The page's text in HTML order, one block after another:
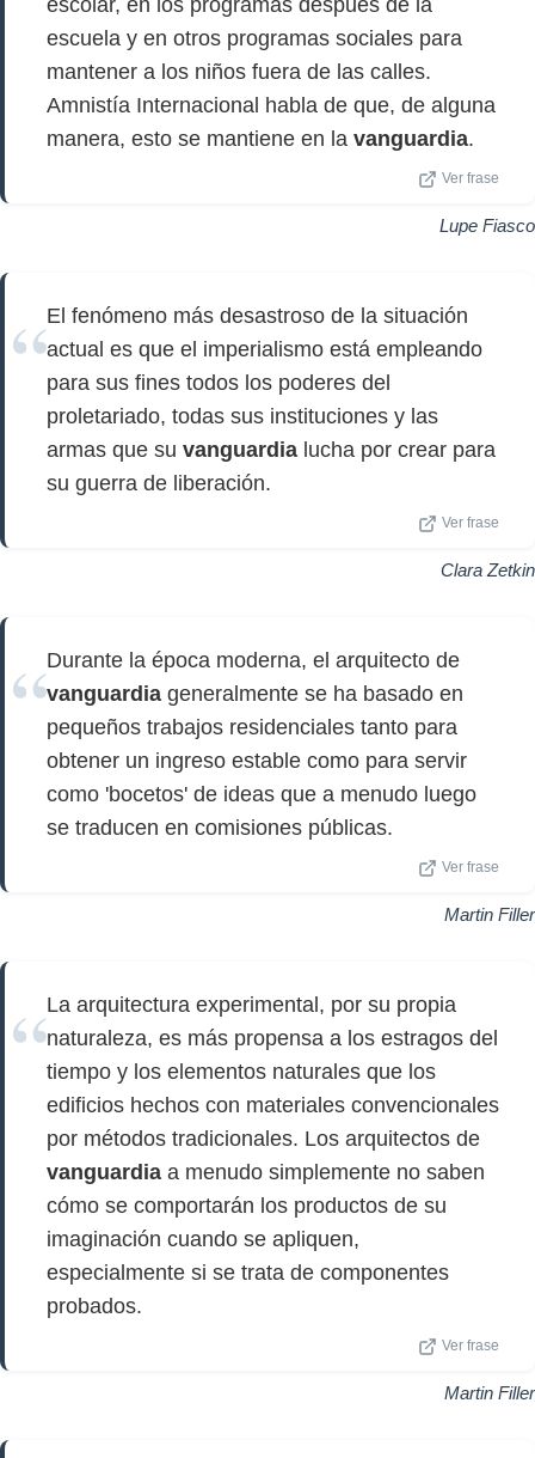
escolar, en los programas después de la
escuela y en otros programas sociales para
mantener a los niños fuera de las calles.
Amnistía Internacional habla de que, de alguna
manera, esto se mantiene en la vanguardia.
Ver frase
Lupe Fiasco
El fenómeno más desastroso de la situación
actual es que el imperialismo está empleando
para sus fines todos los poderes del
proletariado, todas sus instituciones y las
armas que su vanguardia lucha por crear para
su guerra de liberación.
Ver frase
Clara Zetkin
Durante la época moderna, el arquitecto de
vanguardia generalmente se ha basado en
pequeños trabajos residenciales tanto para
obtener un ingreso estable como para servir
como 'bocetos' de ideas que a menudo luego
se traducen en comisiones públicas.
Ver frase
Martin Filler
La arquitectura experimental, por su propia
naturaleza, es más propensa a los estragos del
tiempo y los elementos naturales que los
edificios hechos con materiales convencionales
por métodos tradicionales. Los arquitectos de
vanguardia a menudo simplemente no saben
cómo se comportarán los productos de su
imaginación cuando se apliquen,
especialmente si se trata de componentes
probados.
Ver frase
Martin Filler